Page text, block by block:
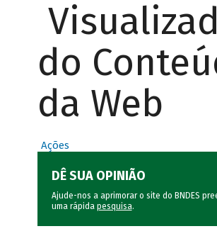
do
da Web
Ações
DÊ SUA OPINIÃO
Ajude-nos a aprimorar o site do BNDES
uma rápida pesquisa.